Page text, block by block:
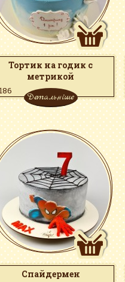
Тортик на годик с
метрикой
Детальніше
Спайдермен